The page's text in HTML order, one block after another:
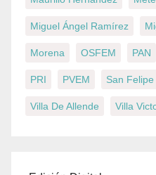
Miguel Ángel Ramírez
Morena OSFEM PAN
PRI PVEM San
Villa De Allende Villa